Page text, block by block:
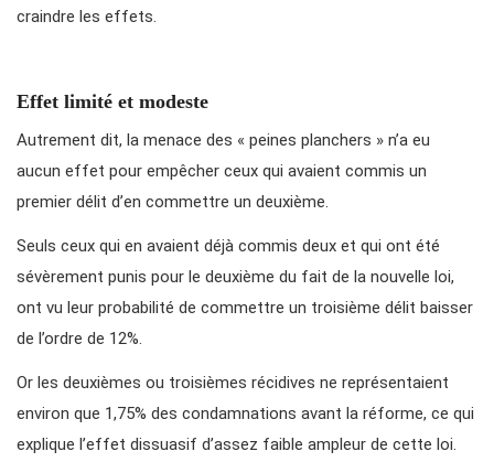
craindre les effets.
Effet limité et modeste
Autrement dit, la menace des « peines planchers » n’a eu
aucun effet pour empêcher ceux qui avaient commis un
premier délit d’en commettre un deuxième.
Seuls ceux qui en avaient déjà commis deux et qui ont été
sévèrement punis pour le deuxième du fait de la nouvelle loi,
ont vu leur probabilité de commettre un troisième délit baisser
de l’ordre de 12%.
Or les deuxièmes ou troisièmes récidives ne représentaient
environ que 1,75% des condamnations avant la réforme, ce qui
explique l’effet dissuasif d’assez faible ampleur de cette loi.